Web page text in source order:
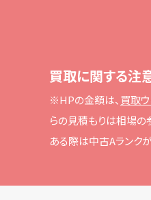
買取に関する注
※HPの⾦額は、 買取
らの⾒積もりは相場の
ある際は中古Aランク